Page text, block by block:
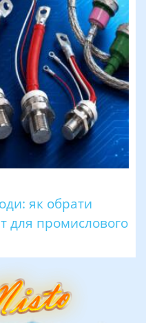
як обрати
для промислового